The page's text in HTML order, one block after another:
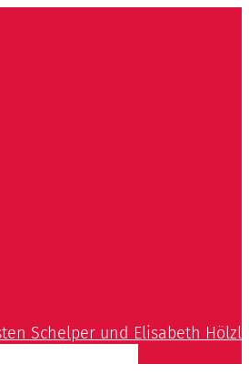
Schelper und Elisabeth Hölzl